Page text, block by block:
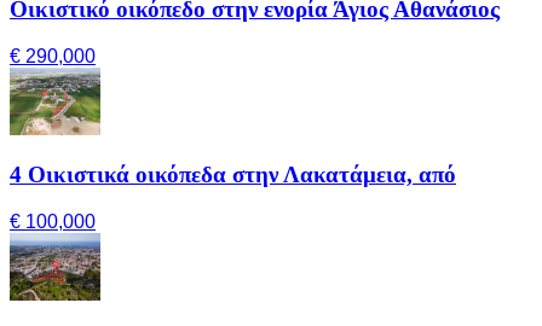
Οικιστικό οικόπεδο στην ενορία Άγιος Αθανάσιος
€ 290,000
4 Οικιστικά οικόπεδα στην Λακατάμεια, από
€ 100,000